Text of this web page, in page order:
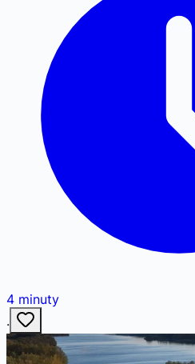
4 minuty
·